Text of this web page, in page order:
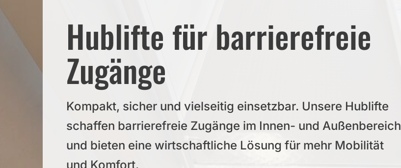
Hublifte für barrierefreie
Zugänge
Kompakt, sicher und vielseitig einsetzbar. Unsere Hublifte
schaffen barrierefreie Zugänge im Innen- und Außenbereich
und bieten eine wirtschaftliche Lösung für mehr Mobilität
und Komfort.